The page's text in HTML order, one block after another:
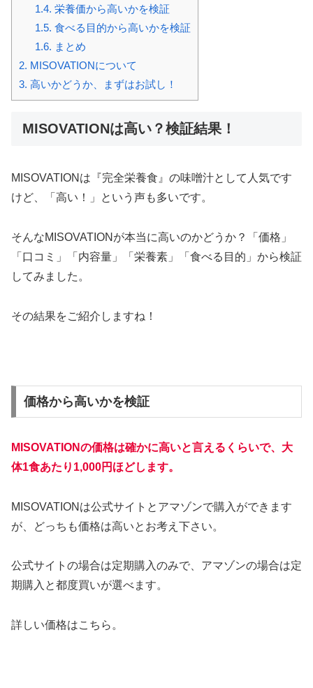
1.4. 栄養価から高いかを検証
1.5. 食べる目的から高いかを検証
1.6. まとめ
2. MISOVATIONについて
3. 高いかどうか、まずはお試し！
MISOVATIONは高い？検証結果！
MISOVATIONは『完全栄養食』の味噌汁として人気です
けど、「高い！」という声も多いです。
そんなMISOVATIONが本当に高いのかどうか？「価格」
「口コミ」「内容量」「栄養素」「食べる目的」から検証
してみました。
その結果をご紹介しますね！
価格から高いかを検証
MISOVATIONの価格は確かに高いと言えるくらいで、大
体1食あたり1,000円ほどします。
MISOVATIONは公式サイトとアマゾンで購入ができます
が、どっちも価格は高いとお考え下さい。
公式サイトの場合は定期購入のみで、アマゾンの場合は定
期購入と都度買いが選べます。
詳しい価格はこちら。